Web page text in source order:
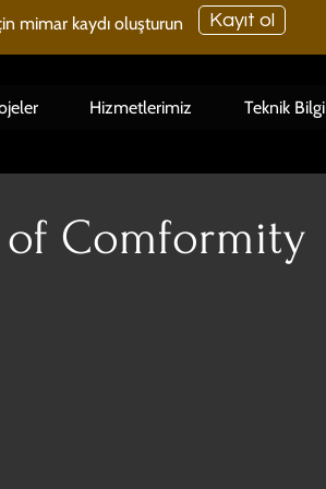
mimar kaydı oluşturun Kayıt ol
Hizmetlerimiz Teknik Bilgi
Comformity